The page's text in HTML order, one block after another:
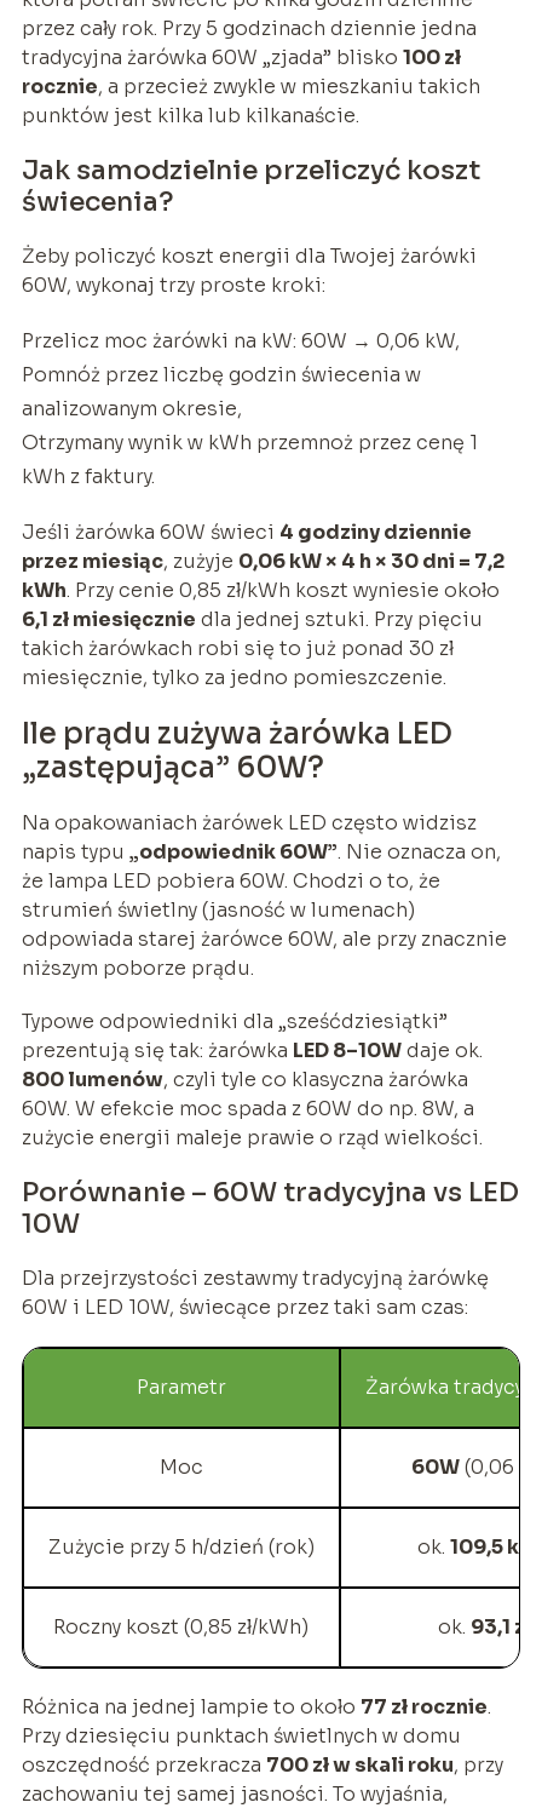
przez cały rok. Przy 5 godzinach dziennie jedna
tradycyjna żarówka 60W „zjada” blisko 100 zł
rocznie, a przecież zwykle w mieszkaniu takich
punktów jest kilka lub kilkanaście.
Jak samodzielnie przeliczyć koszt
świecenia?
Żeby policzyć koszt energii dla Twojej żarówki
60W, wykonaj trzy proste kroki:
Przelicz moc żarówki na kW: 60W → 0,06 kW,
Pomnóż przez liczbę godzin świecenia w
analizowanym okresie,
Otrzymany wynik w kWh przemnoż przez cenę 1
kWh z faktury.
Jeśli żarówka 60W świeci 4 godziny dziennie
przez miesiąc, zużyje 0,06 kW × 4 h × 30 dni = 7,2
kWh. Przy cenie 0,85 zł/kWh koszt wyniesie około
6,1 zł miesięcznie dla jednej sztuki. Przy pięciu
takich żarówkach robi się to już ponad 30 zł
miesięcznie, tylko za jedno pomieszczenie.
Ile prądu zużywa żarówka LED
„zastępująca” 60W?
Na opakowaniach żarówek LED często widzisz
napis typu „odpowiednik 60W”. Nie oznacza on,
że lampa LED pobiera 60W. Chodzi o to, że
strumień świetlny (jasność w lumenach)
odpowiada starej żarówce 60W, ale przy znacznie
niższym poborze prądu.
Typowe odpowiedniki dla „sześćdziesiątki”
prezentują się tak: żarówka LED 8–10Wdaje ok.
800 lumenów, czyli tyle co klasyczna żarówka
60W. W efekcie moc spada z 60W do np. 8W, a
zużycie energii maleje prawie o rząd wielkości.
Porównanie – 60W tradycyjna vs LED
10W
Dla przejrzystości zestawmy tradycyjną żarówkę
60W i LED 10W, świecące przez taki sam czas:
Parametr Żarówka
Moc 60W(0,06
Zużycie przy 5 h/dzień (rok) ok.109,5
Roczny koszt (0,85 zł/kWh) ok. 93,1 zł
Różnica na jednej lampie to około 77 zł rocznie.
Przy dziesięciu punktach świetlnych w domu
oszczędność przekracza 700 zł w skali roku, przy
zachowaniu tej samej jasności. To wyjaśnia,